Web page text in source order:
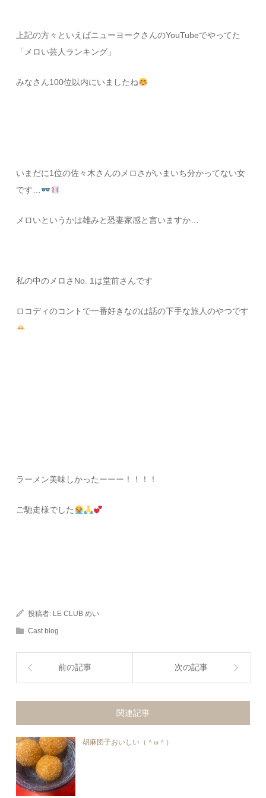
上記の方々といえばニューヨークさんのYouTubeでやってた
「メロい芸人ランキング」
みなさん100位以内にいましたね
いまだに1位の佐々木さんのメロさがいまいち分かってない女
です…
メロいというかは雄みと恐妻家感と言いますか…
私の中のメロさNo. 1は堂前さんです
ロコディのコントで一番好きなのは話の下手な旅人のやつです
ラーメン美味しかったーーー！！！！
ご馳走様でした
投稿者: LE CLUB めい
Cast blog
前の記事 次の記事
関連記事
胡麻団子おいしい（＾ω＾）